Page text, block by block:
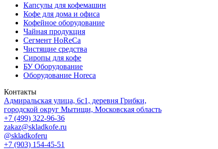
Капсулы для кофемашин
Кофе для дома и офиса
Кофейное оборудование
Чайная продукция
Сегмент HoReCa
Чистящие средства
Сиропы для кофе
БУ Оборудование
Оборудование Horeca
Контакты
Адмиральская улица, 6с1, деревня Грибки,
городской округ Мытищи, Московская область
+7 (499) 322-96-36
zakaz@skladkofe.ru
@skladkoferu
+7 (903) 154-45-51